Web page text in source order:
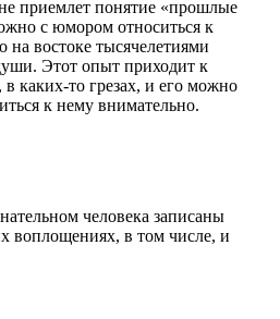
приемлет понятие «прошлые
с юмором относиться к
на востоке тысячелетиями
Этот опыт приходит к
каких-то грезах, и его можно
к нему внимательно.
человека записаны
воплощениях, в том числе, и